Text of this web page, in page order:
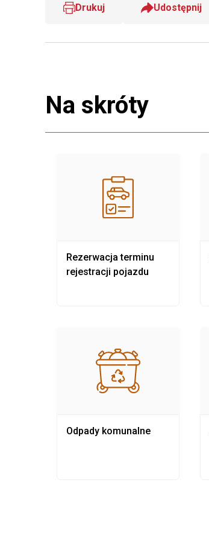
Drukuj Udostępnij
Na skróty
Rezerwacja terminu
rejestracji pojazdu
Odpady komunalne